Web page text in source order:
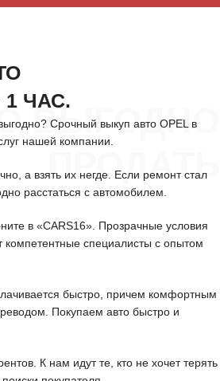
ВЫГОДНО
ПРОДАТЬ
1 ЧАС.
Срочный выкуп авто OPEL в
нашей компании.
а взять их негде. Если ремонт стал
расстаться с автомобилем.
в «CARS16». Прозрачные условия
компетентные специалисты с опытом
быстро, причем комфортным
Покупаем авто быстро и
К нам идут те, кто не хочет терять